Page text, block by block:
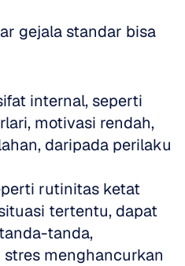
gejala standar bisa
internal, seperti
motivasi rendah,
daripada perilaku
rutinitas ketat
tertentu, dapat
tanda,
menghancurkan